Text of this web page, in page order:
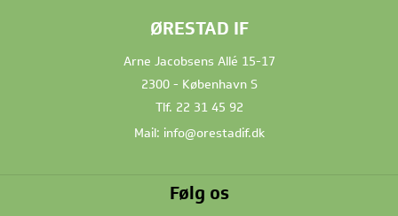
ØRESTAD IF
Arne Jacobsens Allé 15-17
2300 - København S
Tlf. 22 31 45 92
Mail: info@orestadif.dk
Følg os